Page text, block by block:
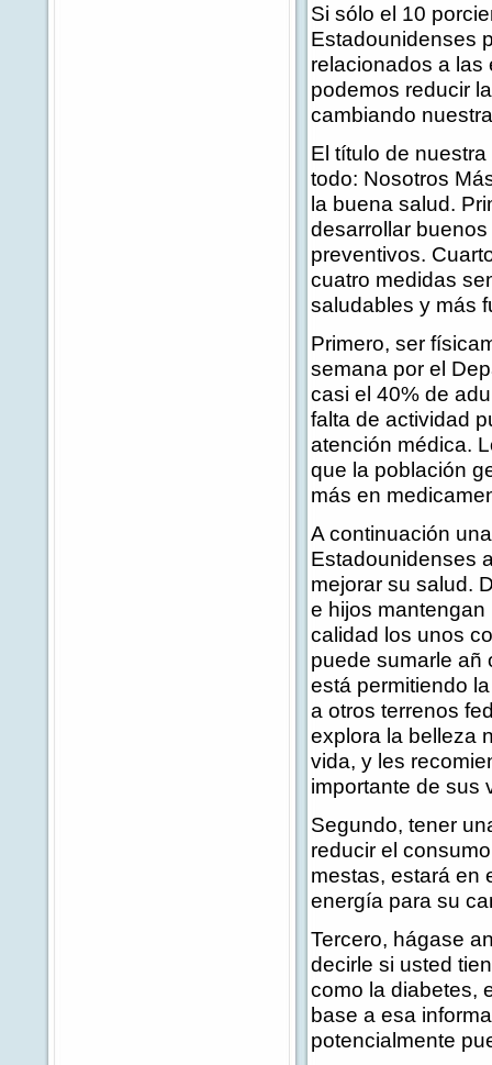
Si sólo el 10
Estadounidenses
relacionados a las
podemos reducir
cambiando
El título de
todo: Nosotros
la buena salud.
desarrollar
preventivos.
cuatro medidas
saludables y más
Primero, ser
semana por el
casi el 40% de
falta de actividad
atención médica.
que la población
más en
A continuación
Estadounidenses
mejorar su salud.
e hijos
calidad los unos
puede sumarle añ
está permitiendo
a otros terrenos
explora la belleza
vida, y les
importante de sus
Segundo, tener
reducir el
mestas, estará en
energía para su
Tercero, hágase
decirle si usted
como la diabetes,
base a esa
potencialmente